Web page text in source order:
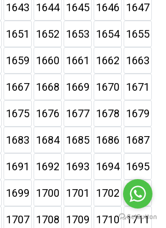
1643 1644 1645 1646 1647
1651 1652 1653 1654 1655
1659 1660 1661 1662 1663
1667 1668 1669 1670 1671
1675 1676 1677 1678 1679
1683 1684 1685 1686 1687
1691 1692 1693 1694 1695
1699 1700 1701 1702 1703
1707 1708 1709 1710 1711